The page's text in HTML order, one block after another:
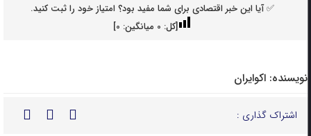
✅ آیا این خبر اقتصادی برای شما مفید بود؟ امتیاز خود را ثبت کنید.
[کل: 0میانگین: 0
]
نویسنده: اکوایران
اشتراک گذاری :